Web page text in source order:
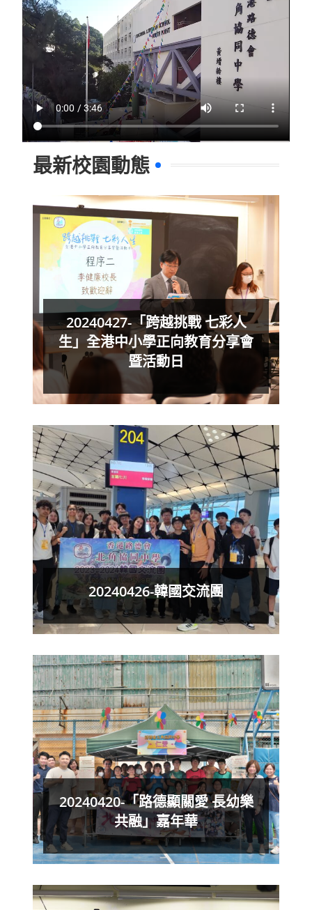
最新校園動態
20240427-「跨越挑戰 七彩人
生」全港中小學正向教育分享會
暨活動日
20240426-韓國交流團
20240420-「路德顯關愛 長幼樂
共融」嘉年華